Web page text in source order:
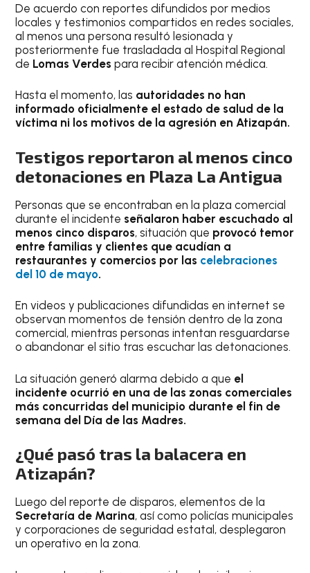
De acuerdo con reportes difundidos por medios
locales y testimonios compartidos en redes sociales,
al menos una persona resultó lesionada y
posteriormente fue trasladada al Hospital Regional
de Lomas Verdes para recibir atención médica.
Hasta el momento, las autoridades no han
informado oficialmente el estado de salud de la
víctima ni los motivos de la agresión en Atizapán.
Testigos reportaron al menos cinco
detonaciones en Plaza La Antigua
Personas que se encontraban en la plaza comercial
durante el incidente señalaron haber escuchado al
menos cinco disparos, situación que provocó temor
entre familias y clientes que acudían a
restaurantes y comercios por las celebraciones
del 10 de mayo.
En videos y publicaciones difundidas en internet se
observan momentos de tensión dentro de la zona
comercial, mientras personas intentan resguardarse
o abandonar el sitio tras escuchar las detonaciones.
La situación generó alarma debido a que el
incidente ocurrió en una de las zonas comerciales
más concurridas del municipio durante el fin de
semana del Día de las Madres.
¿Qué pasó tras la balacera en
Atizapán?
Luego del reporte de disparos, elementos de la
Secretaría de Marina, así como policías municipales
y corporaciones de seguridad estatal, desplegaron
un operativo en la zona.